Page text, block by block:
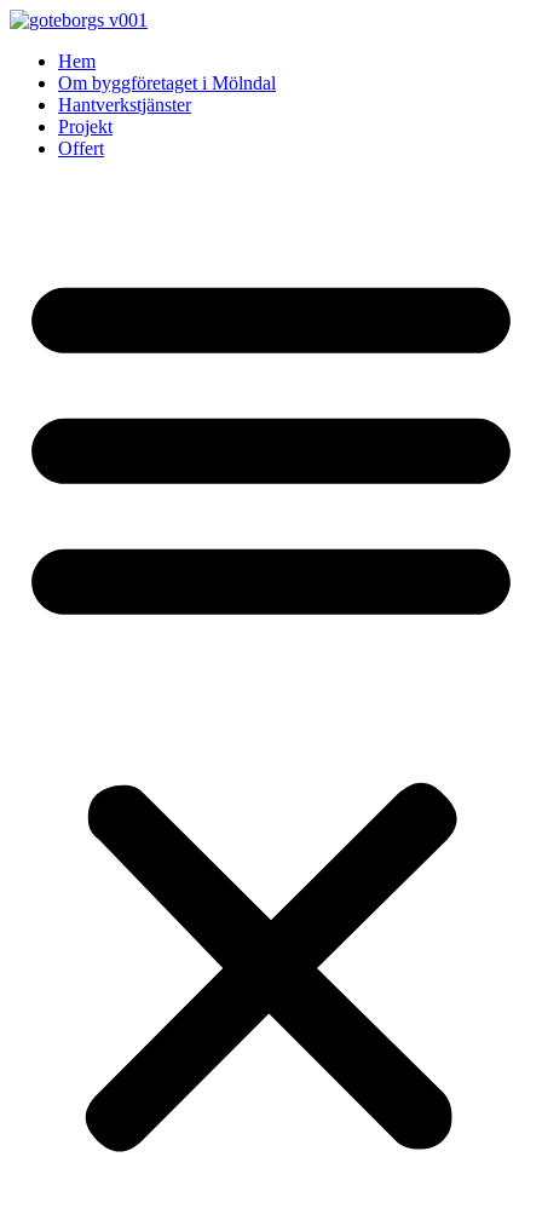
Skip
contentHem
Om byggföretaget i Mölndal
Hantverkstjänster
Projekt
Offert